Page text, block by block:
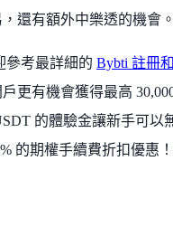
還有額外中樂透的機會
參考最詳細的 Bybti 註冊
戶更有機會獲得最高
的體驗金讓新手可以
的期權手續費折扣優惠！